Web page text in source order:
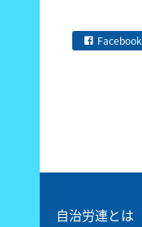
Facebook
自治労連とは